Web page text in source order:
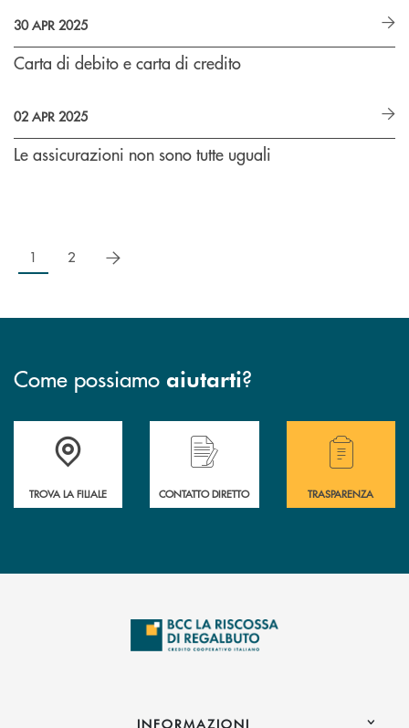
30 APR 2025
Carta di debito e carta di credito
02 APR 2025
Le assicurazioni non sono tutte uguali
1 2 successivo
Come possiamo aiutarti?
Accedi all' elenco completo delle filiali della Bcc
TROVA LA FILIALE
Hai bisogno di assistenza immediata?
CONTATTO DIRETTO
Hai bisogno di
TRASPARENZA
INFORMAZIONI